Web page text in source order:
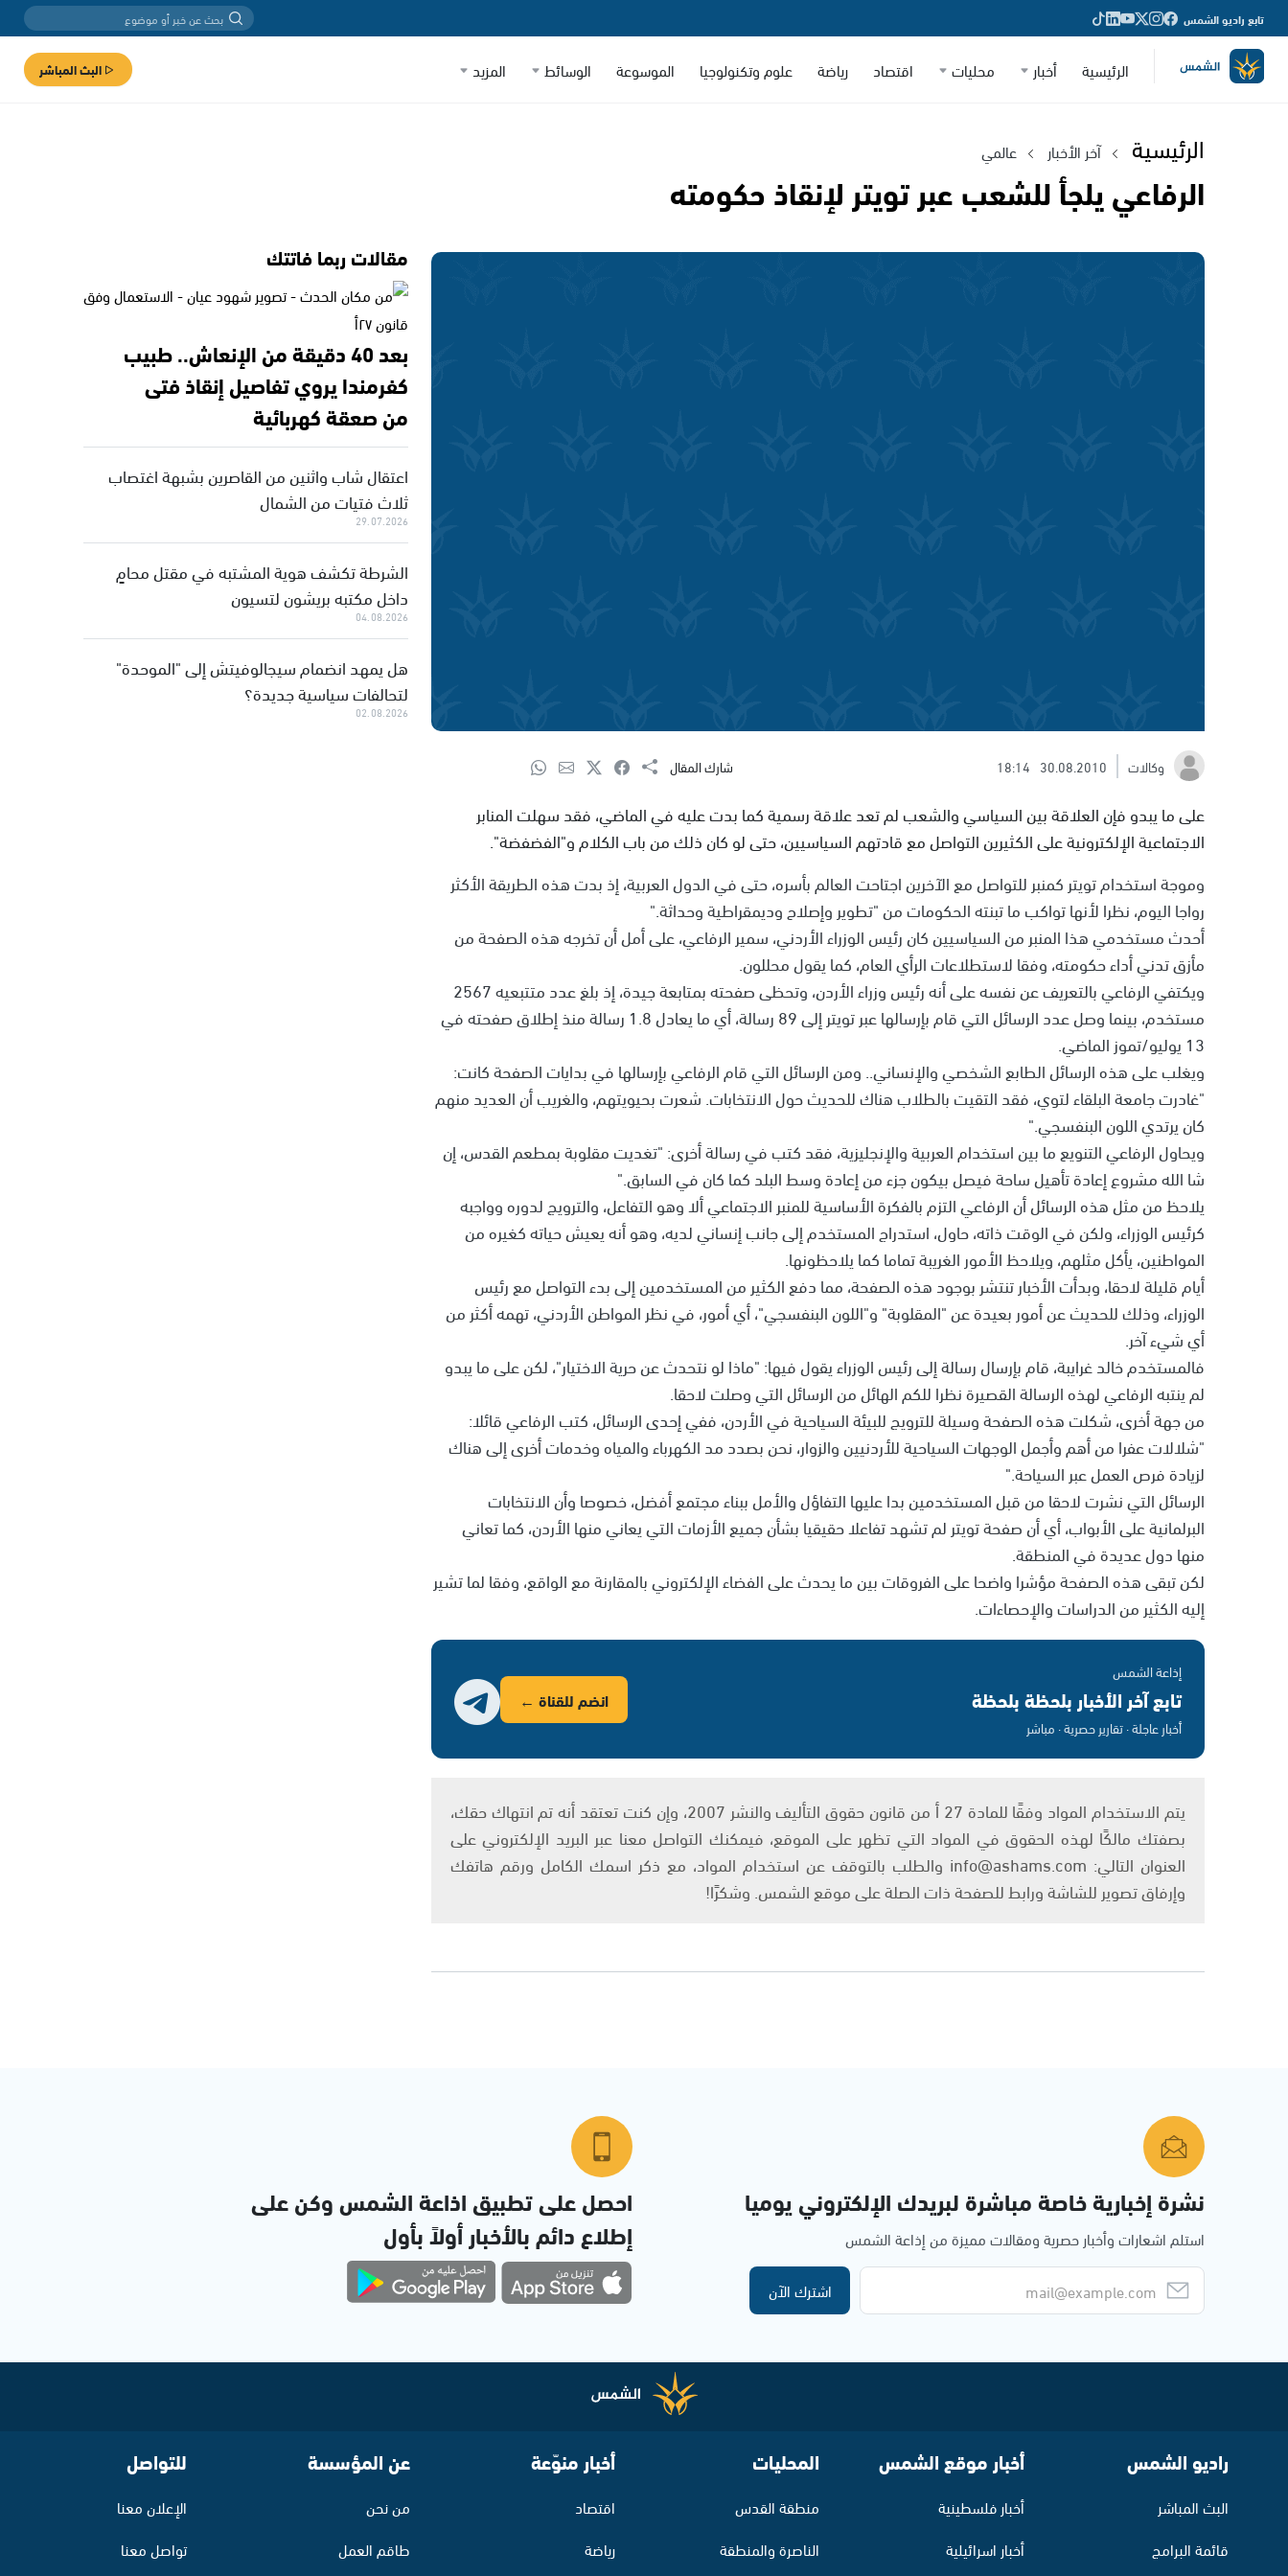
تابع راديو الشمس
الرئيسية أخبار محليات اقتصاد رياضة علوم وتكنولوجيا الموسوعة الوسائط المزيد البث المباشر
الرئيسية آخر الأخبار عالمي
الرفاعي يلجأ للشعب عبر تويتر لإنقاذ حكومته
وكالات 30.08.2010
18:14 شارك المقال
على ما يبدو فإن العلاقة بين السياسي والشعب لم تعد علاقة رسمية كما بدت عليه في الماضي، فقد سهلت المنابر
الاجتماعية الإلكترونية على الكثيرين التواصل مع قادتهم السياسيين، حتى لو كان ذلك من باب الكلام و"الفضفضة".
وموجة استخدام تويتر كمنبر للتواصل مع الآخرين اجتاحت العالم بأسره، حتى في الدول العربية، إذ بدت هذه الطريقة الأكثر
رواجا اليوم، نظرا لأنها تواكب ما تبنته الحكومات من "تطوير وإصلاح وديمقراطية وحداثة."
أحدث مستخدمي هذا المنبر من السياسيين كان رئيس الوزراء الأردني، سمير الرفاعي، على أمل أن تخرجه هذه الصفحة من
مأزق تدني أداء حكومته، وفقا لاستطلاعات الرأي العام، كما يقول محللون.
ويكتفي الرفاعي بالتعريف عن نفسه على أنه رئيس وزراء الأردن، وتحظى صفحته بمتابعة جيدة، إذ بلغ عدد متتبعيه 2567
مستخدم، بينما وصل عدد الرسائل التي قام بإرسالها عبر تويتر إلى 89 رسالة، أي ما يعادل 1.8 رسالة منذ إطلاق صفحته في
13 يوليو/تموز الماضي.
ويغلب على هذه الرسائل الطابع الشخصي والإنساني.. ومن الرسائل التي قام الرفاعي بإرسالها في بدايات الصفحة كانت:
"غادرت جامعة البلقاء لتوي، فقد التقيت بالطلاب هناك للحديث حول الانتخابات. شعرت بحيويتهم، والغريب أن العديد منهم
كان يرتدي اللون البنفسجي."
ويحاول الرفاعي التنويع ما بين استخدام العربية والإنجليزية، فقد كتب في رسالة أخرى: "تغديت مقلوبة بمطعم القدس، إن
شا الله مشروع إعادة تأهيل ساحة فيصل بيكون جزء من إعادة وسط البلد كما كان في السابق."
يلاحظ من مثل هذه الرسائل أن الرفاعي التزم بالفكرة الأساسية للمنبر الاجتماعي ألا وهو التفاعل، والترويج لدوره وواجبه
كرئيس الوزراء، ولكن في الوقت ذاته، حاول، استدراج المستخدم إلى جانب إنساني لديه، وهو أنه يعيش حياته كغيره من
المواطنين، يأكل مثلهم، ويلاحظ الأمور الغريبة تماما كما يلاحظونها.
أيام قليلة لاحقا، وبدأت الأخبار تنتشر بوجود هذه الصفحة، مما دفع الكثير من المستخدمين إلى بدء التواصل مع رئيس
الوزراء، وذلك للحديث عن أمور بعيدة عن "المقلوبة" و"اللون البنفسجي"، أي أمور، في نظر المواطن الأردني، تهمه أكثر من
أي شيء آخر.
فالمستخدم خالد غرايبة، قام بإرسال رسالة إلى رئيس الوزراء يقول فيها: "ماذا لو نتحدث عن حرية الاختيار"، لكن على ما يبدو
لم ينتبه الرفاعي لهذه الرسالة القصيرة نظرا للكم الهائل من الرسائل التي وصلت لاحقا.
من جهة أخرى، شكلت هذه الصفحة وسيلة للترويج للبيئة السياحية في الأردن، ففي إحدى الرسائل، كتب الرفاعي قائلا:
"شلالات عفرا من أهم وأجمل الوجهات السياحية للأردنيين والزوار، نحن بصدد مد الكهرباء والمياه وخدمات أخرى إلى هناك
لزيادة فرص العمل عبر السياحة."
الرسائل التي نشرت لاحقا من قبل المستخدمين بدا عليها التفاؤل والأمل ببناء مجتمع أفضل، خصوصا وأن الانتخابات
البرلمانية على الأبواب، أي أن صفحة تويتر لم تشهد تفاعلا حقيقيا بشأن جميع الأزمات التي يعاني منها الأردن، كما تعاني
منها دول عديدة في المنطقة.
لكن تبقى هذه الصفحة مؤشرا واضحا على الفروقات بين ما يحدث على الفضاء الإلكتروني بالمقارنة مع الواقع، وفقا لما تشير
إليه الكثير من الدراسات والإحصاءات.
إذاعة الشمس
تابع آخر الأخبار بلحظة بلحظة
أخبار عاجلة · تقارير حصرية · مباشر
انضم للقناة ←
يتم الاستخدام المواد وفقًا للمادة 27 أ من قانون حقوق التأليف والنشر 2007، وإن كنت تعتقد أنه تم انتهاك حقك،
بصفتك مالكًا لهذه الحقوق في المواد التي تظهر على الموقع، فيمكنك التواصل معنا عبر البريد الإلكتروني على
العنوان التالي: info@ashams.com والطلب بالتوقف عن استخدام المواد، مع ذكر اسمك الكامل ورقم هاتفك
وإرفاق تصوير للشاشة ورابط للصفحة ذات الصلة على موقع الشمس. وشكرًا!
مقالات ربما فاتتك
بعد 40 دقيقة من الإنعاش.. طبيب
كفرمندا يروي تفاصيل إنقاذ فتى
من صعقة كهربائية
اعتقال شاب واثنين من القاصرين بشبهة اغتصاب
ثلاث فتيات من الشمال
29.07.2026
الشرطة تكشف هوية المشتبه في مقتل محامٍ
داخل مكتبه بريشون لتسيون
04.08.2026
هل يمهد انضمام سيجالوفيتش إلى "الموحدة"
لتحالفات سياسية جديدة؟
02.08.2026
نشرة إخبارية خاصة مباشرة لبريدك الإلكتروني يوميا
استلم اشعارات وأخبار حصرية ومقالات مميزة من إذاعة الشمس
اشترك الآن
احصل على تطبيق اذاعة الشمس وكن على
إطلاع دائم بالأخبار أولاً بأول
راديو الشمس
البث المباشر
قائمة البرامج
أخبار موقع الشمس
أخبار فلسطينية
أخبار اسرائيلية
المحليات
منطقة القدس
الناصرة والمنطقة
أخبار منوّعة
اقتصاد
رياضة
عن المؤسسة
من نحن
طاقم العمل
للتواصل
الإعلان معنا
تواصل معنا